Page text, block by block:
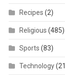
Recipes (2)
Religious (485)
Sports (83)
Technology